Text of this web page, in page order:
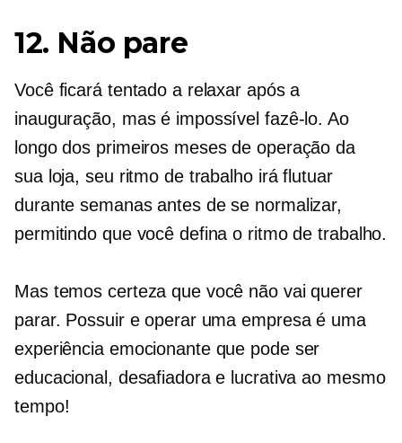
12. Não pare
Você ficará tentado a relaxar após a
inauguração, mas é impossível fazê-lo. Ao
longo dos primeiros meses de operação da
sua loja, seu ritmo de trabalho irá flutuar
durante semanas antes de se normalizar,
permitindo que você defina o ritmo de trabalho.
Mas temos certeza que você não vai querer
parar. Possuir e operar uma empresa é uma
experiência emocionante que pode ser
educacional, desafiadora e lucrativa ao mesmo
tempo!